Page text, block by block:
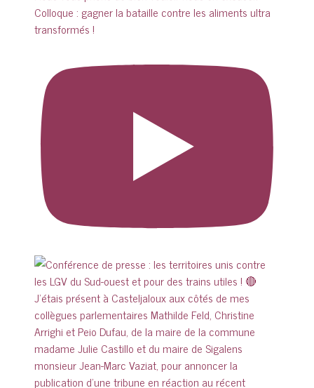
Colloque : gagner la bataille contre les aliments ultra
transformés !